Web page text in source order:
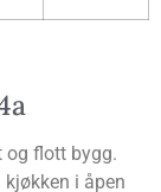
og flott bygg.
kjøk­ken i åpen